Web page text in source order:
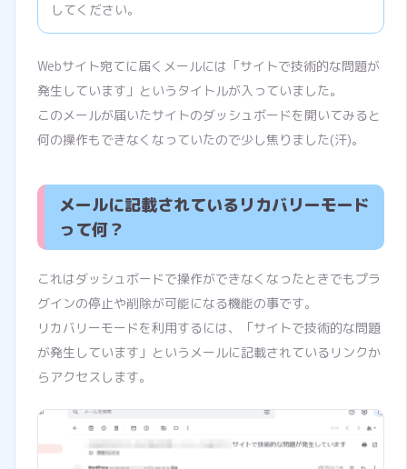
してください。
Webサイト宛てに届くメールには「サイトで技術的な問題が
発生しています」というタイトルが入っていました。
このメールが届いたサイトのダッシュボードを開いてみると
何の操作もできなくなっていたので少し焦りました(汗)。
メールに記載されているリカバリーモード
って何？
これはダッシュボードで操作ができなくなったときでもプラ
グインの停止や削除が可能になる機能の事です。
リカバリーモードを利用するには、「サイトで技術的な問題
が発生しています」というメールに記載されているリンクか
らアクセスします。